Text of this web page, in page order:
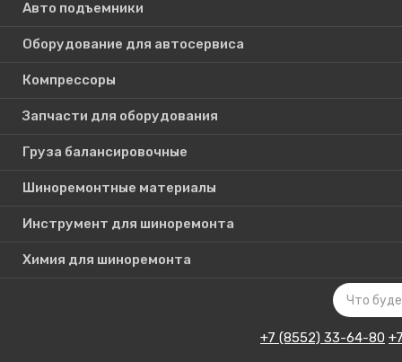
Авто подъемники
Оборудование для автосервиса
Компрессоры
Запчасти для оборудования
Груза балансировочные
Шиноремонтные материалы
Инструмент для шиноремонта
Химия для шиноремонта
+7 (8552) 33-64-80
Каталог
Шиномонтажное